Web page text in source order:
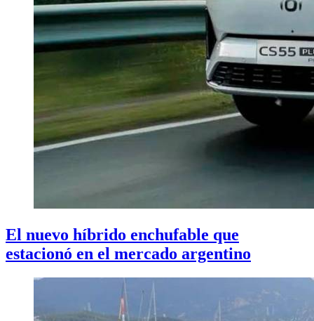
El nuevo híbrido enchufable que
estacionó en el mercado argentino